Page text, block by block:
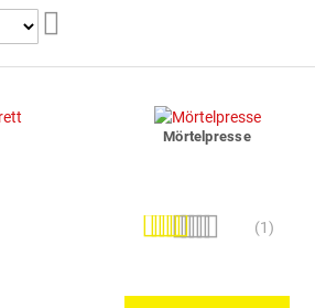
Mörtelpresse
Bewertung: (1)